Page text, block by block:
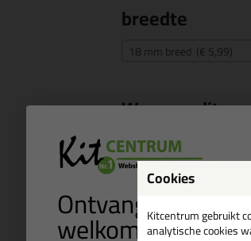
breedte
18 mm breed (€ 5,99)
Waarom dit
10 stuks
Professionele
Cookies
Kitcentrum gebruikt
analytische cookies
Ontvang een
welkomstcadeau